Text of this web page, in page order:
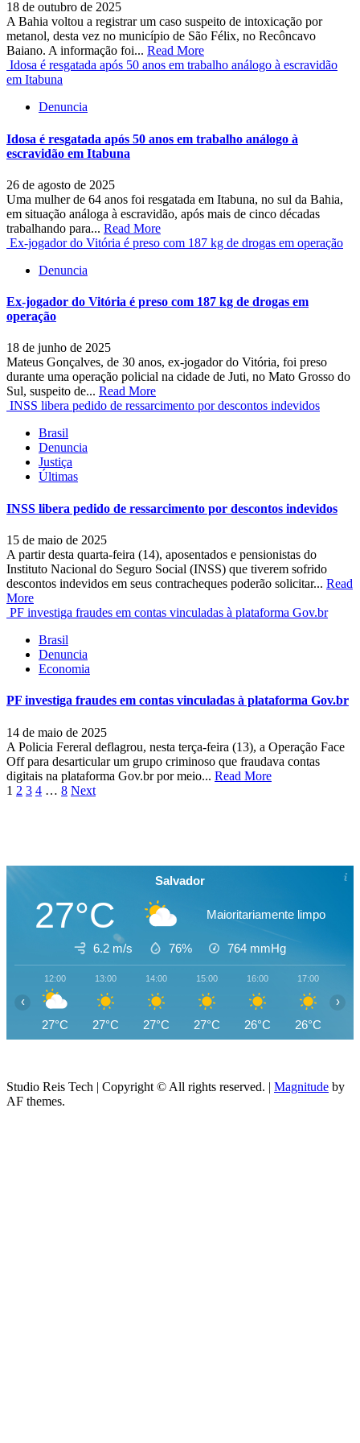
18 de outubro de 2025
A Bahia voltou a registrar um caso suspeito de intoxicação por
metanol, desta vez no município de São Félix, no Recôncavo
Baiano. A informação foi... Read More
Idosa é resgatada após 50 anos em trabalho análogo à escravidão
em Itabuna
Denuncia
Idosa é resgatada após 50 anos em trabalho análogo à
escravidão em Itabuna
26 de agosto de 2025
Uma mulher de 64 anos foi resgatada em Itabuna, no sul da Bahia,
em situação análoga à escravidão, após mais de cinco décadas
trabalhando para... Read More
Ex-jogador do Vitória é preso com 187 kg de drogas em operação
Denuncia
Ex-jogador do Vitória é preso com 187 kg de drogas em
operação
18 de junho de 2025
Mateus Gonçalves, de 30 anos, ex-jogador do Vitória, foi preso
durante uma operação policial na cidade de Juti, no Mato Grosso do
Sul, suspeito de... Read More
INSS libera pedido de ressarcimento por descontos indevidos
Brasil
Denuncia
Justiça
Últimas
INSS libera pedido de ressarcimento por descontos indevidos
15 de maio de 2025
A partir desta quarta-feira (14), aposentados e pensionistas do
Instituto Nacional do Seguro Social (INSS) que tiverem sofrido
descontos indevidos em seus contracheques poderão solicitar... Read
More
PF investiga fraudes em contas vinculadas à plataforma Gov.br
Brasil
Denuncia
Economia
PF investiga fraudes em contas vinculadas à plataforma Gov.br
14 de maio de 2025
A Policia Fereral deflagrou, nesta terça-feira (13), a Operação Face
Off para desarticular um grupo criminoso que fraudava contas
digitais na plataforma Gov.br por meio... Read More
Paginação
1 2 3 4 … 8 Next
Salvador
27°C Maioritariamente limpo
6.2 m/s 76% 764 mmHg
12:00
27°C
13:00
27°C
14:00
27°C
15:00
27°C
16:00
26°C
17:00
26°C
‹ ›
Studio Reis Tech | Copyright © All rights reserved. | Magnitude by
AF themes.